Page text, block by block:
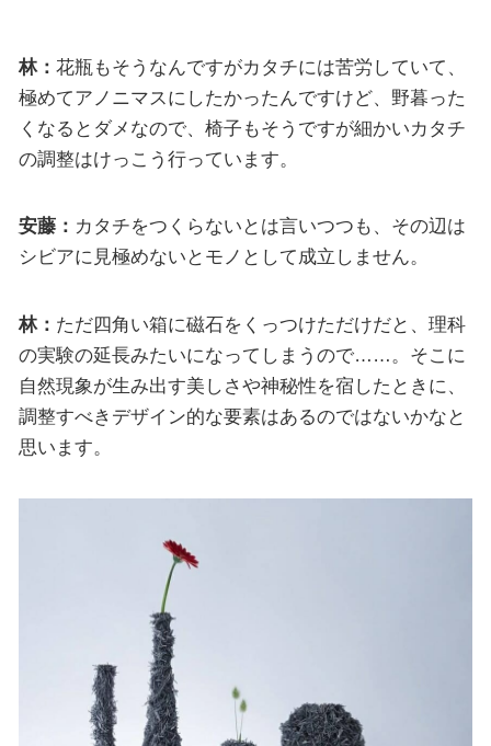
林： 花瓶もそうなんですがカタチには苦労していて、
極めてアノニマスにしたかったんですけど、野暮った
くなるとダメなので、椅子もそうですが細かいカタチ
の調整はけっこう行っています。
安藤： カタチをつくらないとは言いつつも、その辺は
シビアに見極めないとモノとして成立しません。
林： ただ四角い箱に磁石をくっつけただけだと、理科
の実験の延長みたいになってしまうので……。そこに
自然現象が生み出す美しさや神秘性を宿したときに、
調整すべきデザイン的な要素はあるのではないかなと
思います。